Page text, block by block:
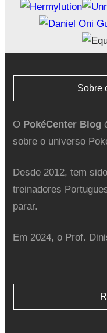
Sobre
O PokéCenter Blog
sobre o universo
Desde 2012, tem
treinadores
parar.
Em 2024, o Prof.